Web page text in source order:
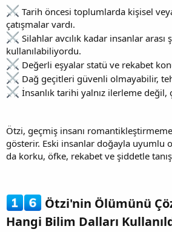
Tarih öncesi toplumlarda kişisel
çatışmalar vardı.
Silahlar avcılık kadar insanlar arası
kullanılabiliyordu.
Değerli eşyalar statü ve rekabet
Dağ geçitleri güvenli olmayabilir,
İnsanlık tarihi yalnız ilerleme değil,
Ötzi, geçmiş insanı
gösterir. Eski insanlar doğayla uyumlu
da korku, öfke, rekabet ve şiddetle
Ötzi'nin Ölümünü
Hangi Bilim Dalları